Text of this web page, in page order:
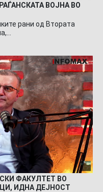
ВОЈНА ВО
рани од Втората
ФАКУЛТЕТ ВО
ИДНА ДЕЈНОСТ